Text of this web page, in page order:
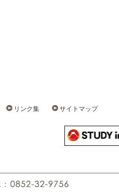
リンク集 サイトマップ